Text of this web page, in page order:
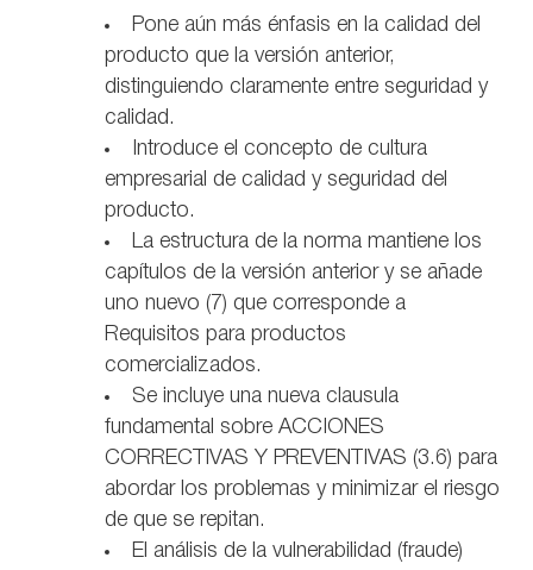
Pone aún más énfasis en la calidad del
producto que la versión anterior,
distinguiendo claramente entre seguridad y
calidad.
Introduce el concepto de cultura
empresarial de calidad y seguridad del
producto.
La estructura de la norma mantiene los
capítulos de la versión anterior y se añade
uno nuevo (7) que corresponde a
Requisitos para productos
comercializados.
Se incluye una nueva clausula
fundamental sobre ACCIONES
CORRECTIVAS Y PREVENTIVAS (3.6) para
abordar los problemas y minimizar el riesgo
de que se repitan.
El análisis de la vulnerabilidad (fraude)